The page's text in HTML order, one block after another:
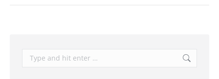
Search: